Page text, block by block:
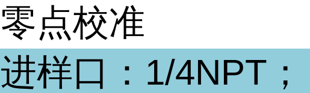
零点校准
进样口： 1/4NPT ；